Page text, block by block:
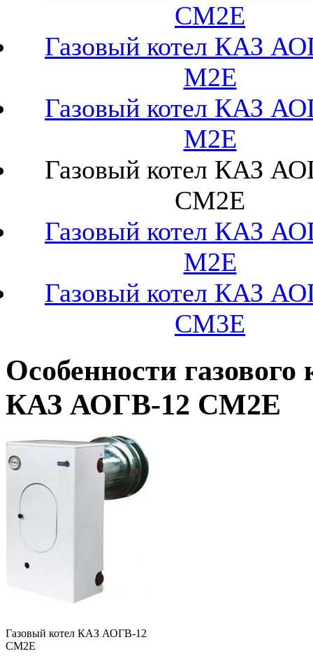
СМ2Е
Газовый котел КАЗ
М2Е
Газовый котел КАЗ
М2Е
Газовый котел КАЗ
СМ2Е
Газовый котел КАЗ
М2Е
Газовый котел КАЗ
СМ3Е
Особенности газового
КАЗ АОГВ-12 СМ2Е
Газовый котел КАЗ АОГВ-12
СМ2Е